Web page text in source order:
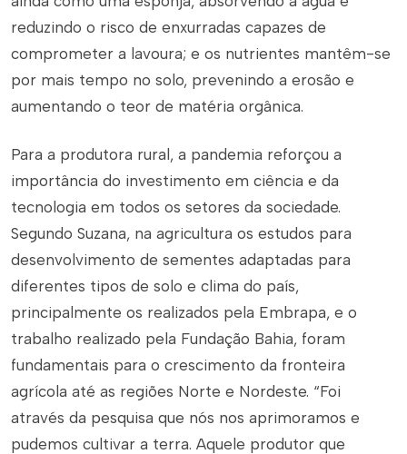
reduzindo o risco de enxurradas capazes de
comprometer a lavoura; e os nutrientes mantêm-se
por mais tempo no solo, prevenindo a erosão e
aumentando o teor de matéria orgânica.
Para a produtora rural, a pandemia reforçou a
importância do investimento em ciência e da
tecnologia em todos os setores da sociedade.
Segundo Suzana, na agricultura os estudos para
desenvolvimento de sementes adaptadas para
diferentes tipos de solo e clima do país,
principalmente os realizados pela Embrapa, e o
trabalho realizado pela Fundação Bahia, foram
fundamentais para o crescimento da fronteira
agrícola até as regiões Norte e Nordeste. “Foi
através da pesquisa que nós nos aprimoramos e
pudemos cultivar a terra. Aquele produtor que